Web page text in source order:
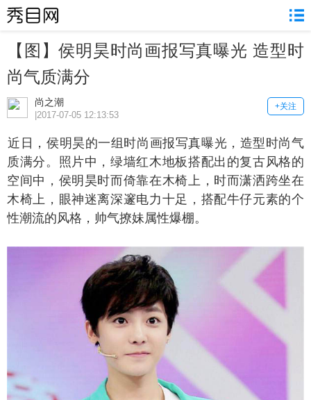
【图】侯明昊时尚画报写真曝光 造型时
尚气质满分
尚之潮 +关注
|2017-07-05 12:13:53
，侯明昊的一组时尚画报写真曝光，造型时尚气
质满分。照片中，绿墙红木地板搭配出的复古风格的
空间中，侯明昊时而倚靠在木椅上，时而潇洒跨坐在
木椅上，眼神迷离深邃电力十足，搭配牛仔元素的个
性潮流的风格，帅气撩妹属性爆棚。